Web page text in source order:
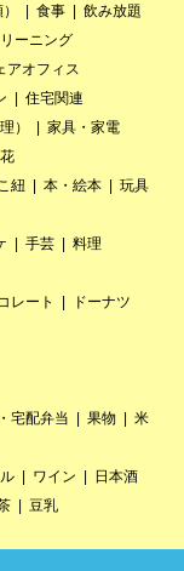
食事
飲み放題
ーニング
アオフィス
住宅関連
）
家具・家電
花
紐 本・絵本
玩具
手芸
料理
レート
ドーナツ
宅配弁当 果物
米
ワイン
日本酒
豆乳